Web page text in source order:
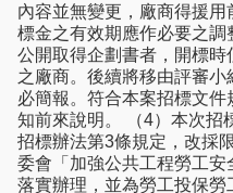
內容並無變更，廠商得援
標金之有效期應作必要之調
公開取得企劃書者，開標
之廠商。後續將移由評審
必簡報。符合本案招標文
知前來說明。 （4）本次招
招標辦法第3條規定，改採
委會「加強公共工程勞工
落實辦理，並為勞工投保勞